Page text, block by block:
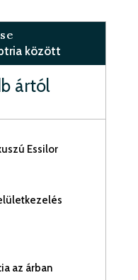
között
ártól
Essilor
az árban